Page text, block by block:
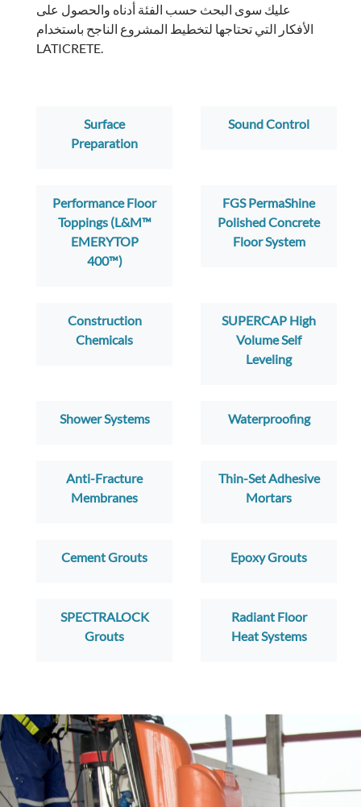
عليك سوى البحث حسب الفئة أدناه والحصول على
الأفكار التي تحتاجها لتخطيط المشروع الناجح باستخدام
LATICRETE.
Surface
Preparation
Sound Control
Performance Floor
Toppings (L&M™
EMERYTOP
400™)
FGS PermaShine
Polished Concrete
Floor System
Construction
Chemicals
SUPERCAP High
Volume Self
Leveling
Shower Systems Waterproofing
Anti-Fracture
Membranes
Thin-Set Adhesive
Mortars
Cement Grouts Epoxy Grouts
SPECTRALOCK
Grouts
Radiant Floor
Heat Systems